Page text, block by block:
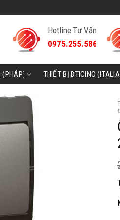
Hotline Tư Vấn
0975.255.586
(PHÁP) THIẾT BỊ BTICINO